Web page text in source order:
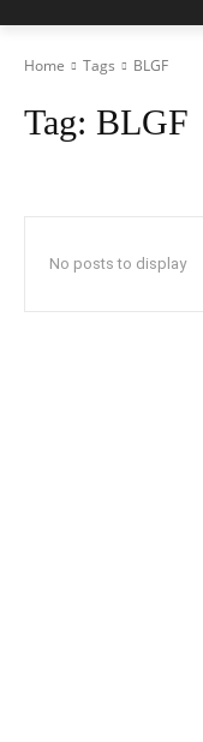
Home Tags BLGF
Tag: BLGF
No posts to display